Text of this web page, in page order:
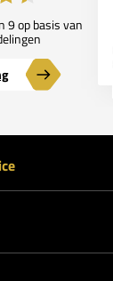
9 op basis van